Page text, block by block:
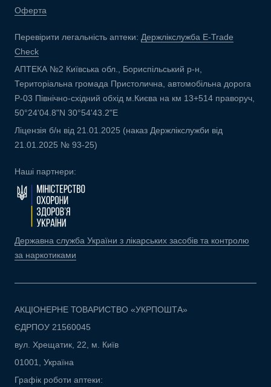
Оферта
Перевірити легальність аптеки: Держлікслужба E-Trade
Check
АПТЕКА №2 Київська обл., Бориспільський р-н,
Територіальна громада Пристолична, автомобільна дорога
Р-03 Північно-східний обхід м.Києва на км 13+514 праворуч,
50°24'04.8"N 30°54'43.2"E
Ліцензія б/н від 21.01.2025 (наказ Держлікслужби від
21.01.2025 № 93-25)
Наші партнери:
Державна служба України з лікарських засобів та контролю
за наркотиками
АКЦІОНЕРНЕ ТОВАРИСТВО «УКРПОШТА»
ЄДРПОУ 21560045
вул. Хрещатик, 22, м. Київ
01001, Україна
Графік роботи аптеки: